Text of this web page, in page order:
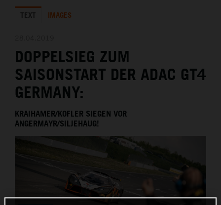
KTM X-BOW
ENGLISH
KTM MOTOHALL
MEDIA
TEXT IMAGES
DOPPELSIEG ZUM
SAISONSTART DER ADAC GT4
GERMANY:
KRAIHAMER/KOFLER SIEGEN VOR
ANGERMAYR/SILJEHAUG!